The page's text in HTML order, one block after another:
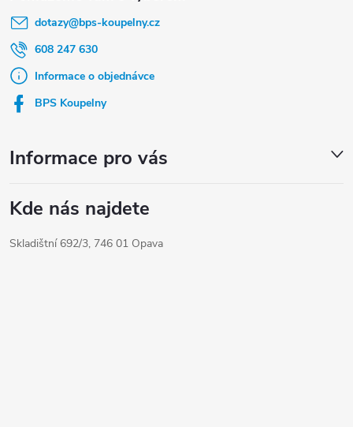
dotazy@bps-koupelny.cz
608 247 630
Informace o objednávce
BPS Koupelny
Informace pro vás
Kde nás najdete
Skladištní 692/3, 746 01 Opava